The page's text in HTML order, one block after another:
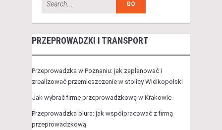
PRZEPROWADZKI I TRANSPORT
Przeprowadzka w Poznaniu: jak zaplanować i
zrealizować przemieszczenie w stolicy Wielkopolski
Jak wybrać firmę przeprowadzkową w Krakowie
Przeprowadzka biura: jak współpracować z firmą
przeprowadzkową